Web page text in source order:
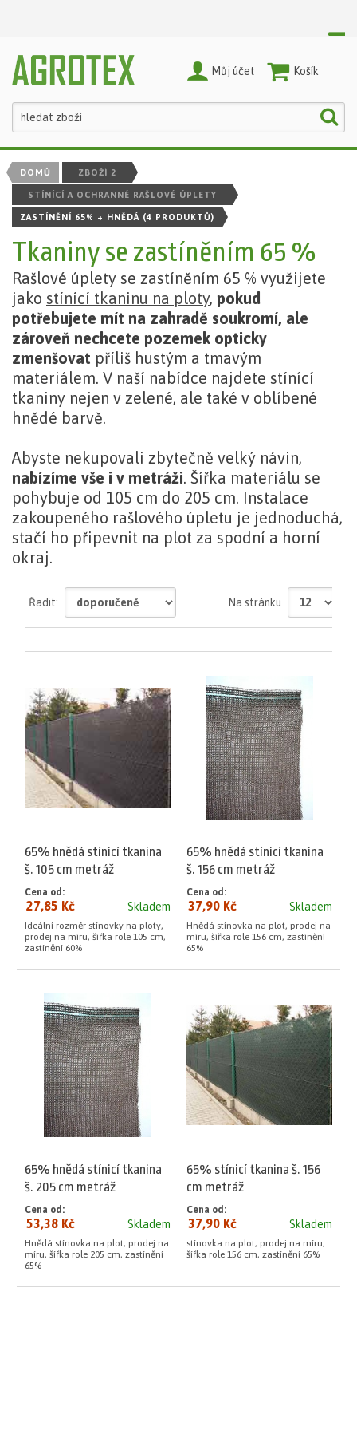
Nákupní Košík
Můj účet
DOMŮ ZBOŽÍ 2
STÍNÍCÍ A OCHRANNÉ RAŠLOVÉ ÚPLETY
ZASTÍNĚNÍ 65% + HNĚDÁ (4 PRODUKTŮ)
Tkaniny se zastíněním 65 %
Rašlové úplety se zastíněním 65 % využijete
jako stínící tkaninu na ploty, pokud
potřebujete mít na zahradě soukromí, ale
zároveň nechcete pozemek opticky
zmenšovat příliš hustým a tmavým
materiálem. V naší nabídce najdete stínící
tkaniny nejen v zelené, ale také v oblíbené
hnědé barvě.
Abyste nekupovali zbytečně velký návin,
nabízíme vše i v metráži. Šířka materiálu se
pohybuje od 105 cm do 205 cm. Instalace
zakoupeného rašlového úpletu je jednoduchá,
stačí ho připevnit na plot za spodní a horní
okraj.
zobrazit
celý
text
Řadit: Na stránku
65% hnědá stínicí tkanina
š. 105 cm metráž
Skladem
Cena od:
27,85 Kč
Ideální rozměr stínovky na ploty,
prodej na míru, šířka role 105 cm,
zastínění 60%
65% hnědá stínicí tkanina
š. 156 cm metráž
Skladem
Cena od:
37,90 Kč
Hnědá stínovka na plot, prodej na
míru, šířka role 156 cm, zastínění
65%
65% hnědá stínicí tkanina
š. 205 cm metráž
Skladem
Cena od:
53,38 Kč
Hnědá stínovka na plot, prodej na
míru, šířka role 205 cm, zastínění
65%
65% stínicí tkanina š. 156
cm metráž
Skladem
Cena od:
37,90 Kč
stínovka na plot, prodej na míru,
šířka role 156 cm, zastínění 65%